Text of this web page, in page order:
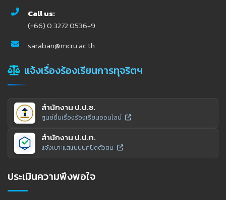
Call us:
(+66) 0 3272 0536-9
saraban@mcru.ac.th
แจ้งเรื่องร้องเรียนการทุจริตฯ
สำนักงาน ป.ป.ช.
ศูนย์ยื่นเรื่องร้องเรียนออนไลน์
สำนักงาน ป.ป.ท.
แจ้งเบาะแสแบบปกปิดตัวตน
ประเมินความพึงพอใจ